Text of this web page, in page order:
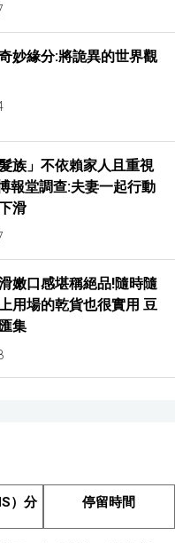
妙緣分:將詭異的世界觀
髮族」不依賴家人且重視
報堂調查:夫妻一起行動
滑
嫩口感堪稱絕品!隨時隨
用場的乾貨也很實用 豆
集
）分
停留時間